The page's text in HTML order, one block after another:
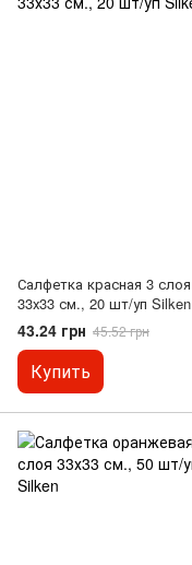
Салфетка красная 3 слоя
33х33 см., 20 шт/уп Silken
43.24 грн 45.52 грн
Купить